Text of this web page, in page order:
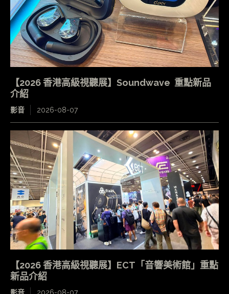
【2026 香港高級視聽展】Soundwave 重點新品
介紹
影音 2026-08-07
【2026 香港高級視聽展】ECT「音響美術館」重點
新品介紹
影音 2026-08-07